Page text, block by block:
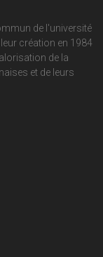
de l'université
création en 1984
de la
et de leurs